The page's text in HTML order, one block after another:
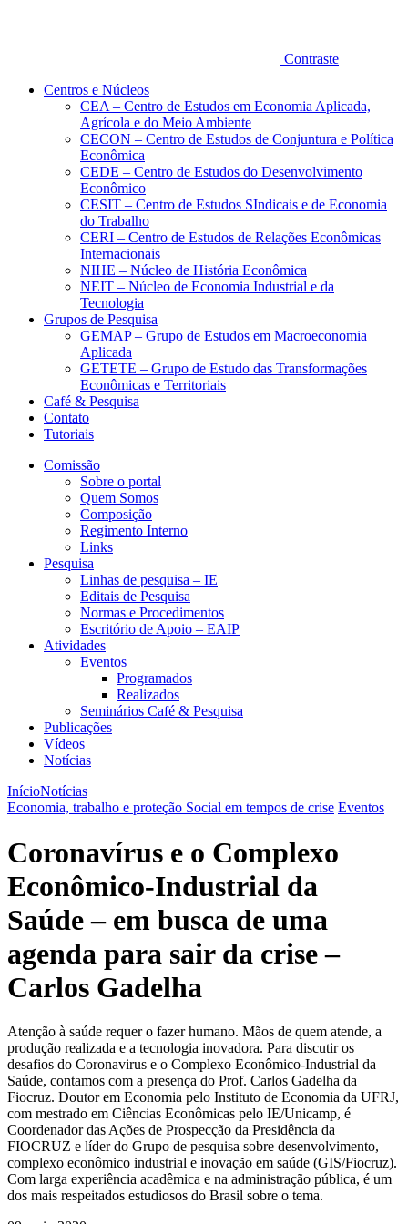
Contraste
Centros e Núcleos
CEA – Centro de Estudos em Economia Aplicada,
Agrícola e do Meio Ambiente
CECON – Centro de Estudos de Conjuntura e Política
Econômica
CEDE – Centro de Estudos do Desenvolvimento
Econômico
CESIT – Centro de Estudos SIndicais e de Economia
do Trabalho
CERI – Centro de Estudos de Relações Econômicas
Internacionais
NIHE – Núcleo de História Econômica
NEIT – Núcleo de Economia Industrial e da
Tecnologia
Grupos de Pesquisa
GEMAP – Grupo de Estudos em Macroeconomia
Aplicada
GETETE – Grupo de Estudo das Transformações
Econômicas e Territoriais
Café & Pesquisa
Contato
Tutoriais
Comissão
Sobre o portal
Quem Somos
Composição
Regimento Interno
Links
Pesquisa
Linhas de pesquisa – IE
Editais de Pesquisa
Normas e Procedimentos
Escritório de Apoio – EAIP
Atividades
Eventos
Programados
Realizados
Seminários Café & Pesquisa
Publicações
Vídeos
Notícias
InícioNotícias
Economia, trabalho e proteção Social em tempos de crise Eventos
Coronavírus e o Complexo
Econômico-Industrial da
Saúde – em busca de uma
agenda para sair da crise –
Carlos Gadelha
Atenção à saúde requer o fazer humano. Mãos de quem atende, a
produção realizada e a tecnologia inovadora. Para discutir os
desafios do Coronavirus e o Complexo Econômico-Industrial da
Saúde, contamos com a presença do Prof. Carlos Gadelha da
Fiocruz. Doutor em Economia pelo Instituto de Economia da UFRJ,
com mestrado em Ciências Econômicas pelo IE/Unicamp, é
Coordenador das Ações de Prospecção da Presidência da
FIOCRUZ e líder do Grupo de pesquisa sobre desenvolvimento,
complexo econômico industrial e inovação em saúde (GIS/Fiocruz).
Com larga experiência acadêmica e na administração pública, é um
dos mais respeitados estudiosos do Brasil sobre o tema.